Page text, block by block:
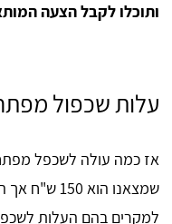
ותוכלו לקבל הצעה
עלות שכפול
אז כמה עולה לשכפל
שמצאנו הוא